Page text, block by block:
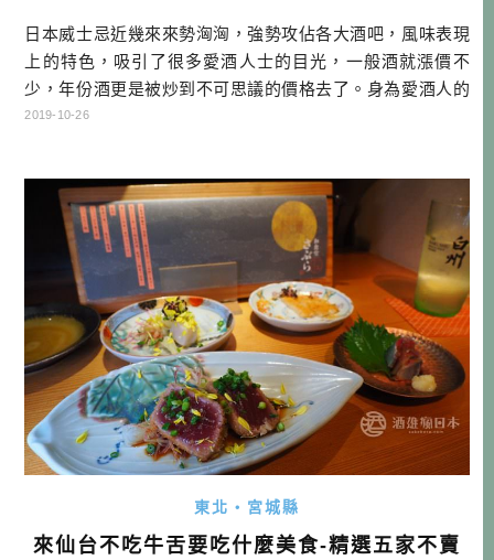
日本威士忌近幾來來勢洶洶，強勢攻佔各大酒吧，風味表現
上的特色，吸引了很多愛酒人士的目光，一般酒就漲價不
少，年份酒更是被炒到不可思議的價格去了。身為愛酒人的
一員，又是常常訪日的自駕旅人，如果有機會訪問威士忌蒸
北海道占地更大，設備更齊全。有興趣的朋友，可以跟著我
一起探訪究竟吧！ 如何前往東 […]…
2019-10-26
東北・宮城縣
來仙台不吃牛舌要吃什麼美食-精選五家不賣